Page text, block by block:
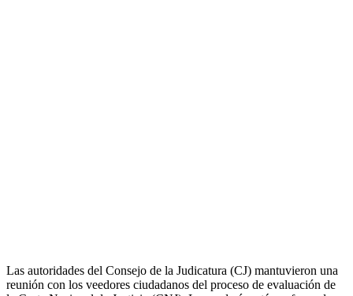
Las autoridades del Consejo de la Judicatura (CJ) mantuvieron una
reunión con los veedores ciudadanos del proceso de evaluación de